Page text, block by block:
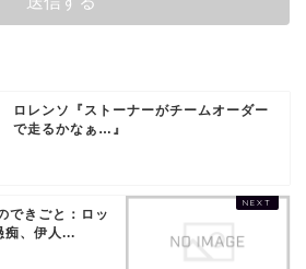
ロレンソ『ストーナーがチームオーダー
で走るかなぁ…』
できごと：ロッ
痴、伊人...